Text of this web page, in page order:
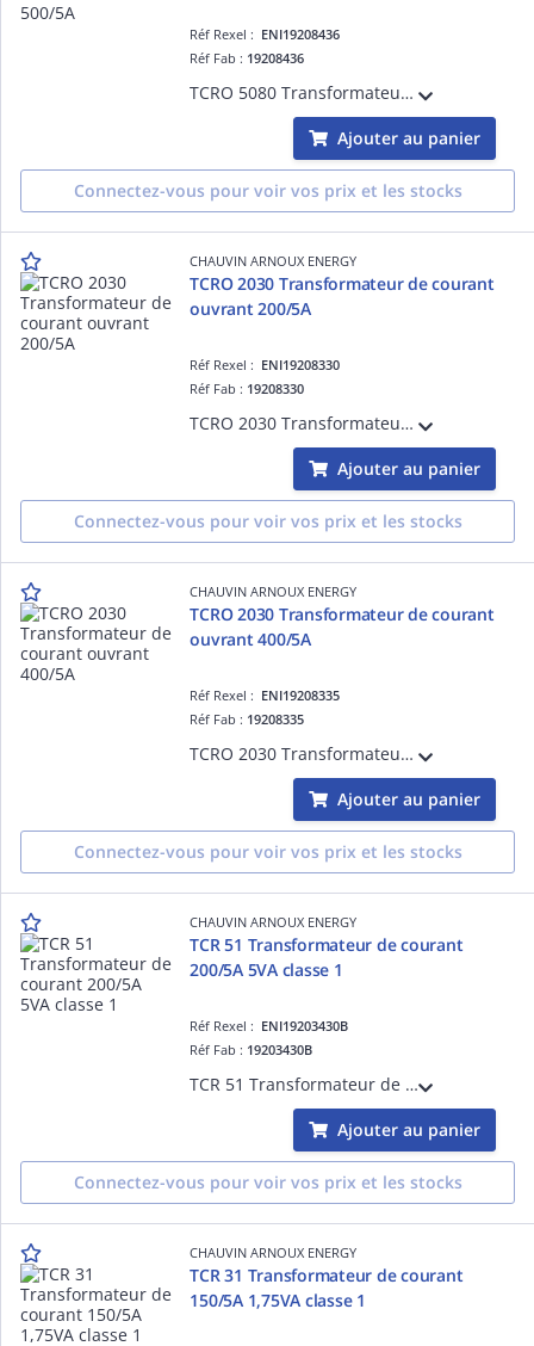
Réf Rexel : ENI19208436
Réf Fab : 19208436
TCRO 5080 Transformateur de courant ouvrant à passage de barre 50x80mm - Rapport de transformation 500/5A
Ajouter au panier
Connectez-vous pour voir vos prix et les stocks
CHAUVIN ARNOUX ENERGY
TCRO 2030 Transformateur de courant
ouvrant 200/5A
Réf Rexel : ENI19208330
Réf Fab : 19208330
TCRO 2030 Transformateur de courant ouvrant à passage de barre 20x30mm - Rapport de transformation 200/5A
Ajouter au panier
Connectez-vous pour voir vos prix et les stocks
CHAUVIN ARNOUX ENERGY
TCRO 2030 Transformateur de courant
ouvrant 400/5A
Réf Rexel : ENI19208335
Réf Fab : 19208335
TCRO 2030 Transformateur de courant ouvrant à passage de barre 20x30mm - Rapport de transformation 400/5A
Ajouter au panier
Connectez-vous pour voir vos prix et les stocks
CHAUVIN ARNOUX ENERGY
TCR 51 Transformateur de courant
200/5A 5VA classe 1
Réf Rexel : ENI19203430B
Réf Fab : 19203430B
TCR 51 Transformateur de courant à passage de barre et de câble diamètre 28mm - Rapport de transformation 200/5A - Puissance de précision 5VA - Classe de précision 1
Ajouter au panier
Connectez-vous pour voir vos prix et les stocks
CHAUVIN ARNOUX ENERGY
TCR 31 Transformateur de courant
150/5A 1,75VA classe 1